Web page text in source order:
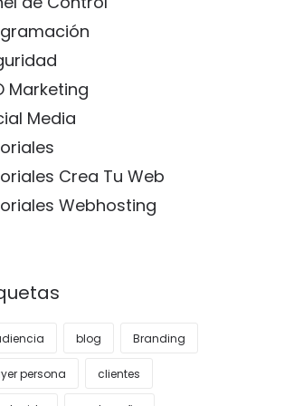
Marketing
Media
Crea Tu Web
Webhosting
blog Branding
persona clientes